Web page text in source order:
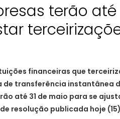
terão
financeiras que
de transferência instantânea
até 31 de maio para se
resolução publicada hoje